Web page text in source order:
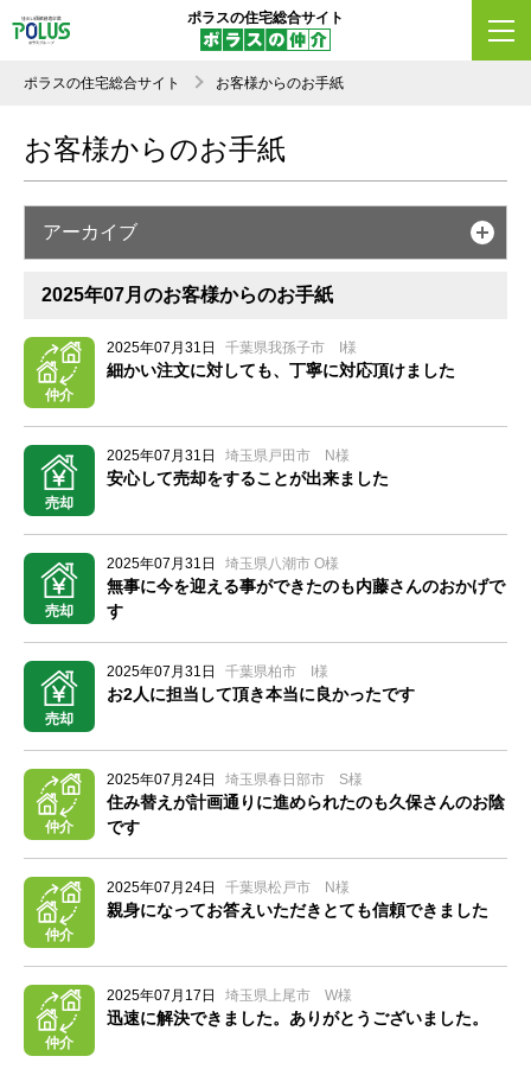
ポラスの住宅総合サイト
ポラスの住宅総合サイト お客様からのお手紙
お客様からのお手紙
アーカイブ
2025年07月のお客様からのお手紙
仲介
2025年07月31日 千葉県我孫子市 I様
細かい注文に対しても、丁寧に対応頂けました
売却
2025年07月31日 埼玉県戸田市 N様
安心して売却をすることが出来ました
売却
2025年07月31日 埼玉県八潮市 O様
無事に今を迎える事ができたのも内藤さんのおかげで
す
売却
2025年07月31日 千葉県柏市 I様
お2人に担当して頂き本当に良かったです
仲介
2025年07月24日 埼玉県春日部市 S様
住み替えが計画通りに進められたのも久保さんのお陰
です
仲介
2025年07月24日 千葉県松戸市 N様
親身になってお答えいただきとても信頼できました
仲介
2025年07月17日 埼玉県上尾市 W様
迅速に解決できました。ありがとうございました。